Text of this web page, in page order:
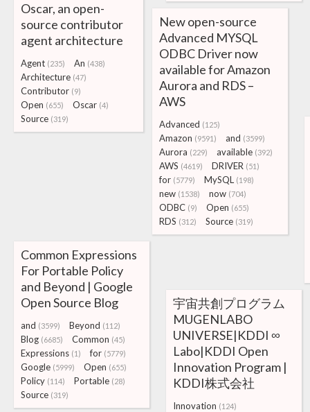
Oscar, an open-
source contributor
agent architecture
Agent (235) An (438)
Architecture (47)
Contributor (9)
Open (655) Oscar (4)
Source (319)
New open-source
Advanced MYSQL
ODBC Driver now
available for Amazon
Aurora and RDS –
AWS
Advanced (125)
Amazon (9591) and (3599)
Aurora (229) available (392)
AWS (4619) DRIVER (51)
for (5779) MySQL (198)
new (1538) now (704)
ODBC (9) Open (655)
RDS (312) Source (319)
Common Expressions
For Portable Policy
and Beyond | Google
Open Source Blog
and (3599) Beyond (112)
Blog (6685) Common (45)
Expressions (1) for (5779)
Google (5999) Open (655)
Policy (114) Portable (28)
Source (319)
宇宙共創プログラム
MUGENLABO
UNIVERSE|KDDI ∞
Labo|KDDI Open
Innovation Program |
KDDI株式会社
Innovation (124)